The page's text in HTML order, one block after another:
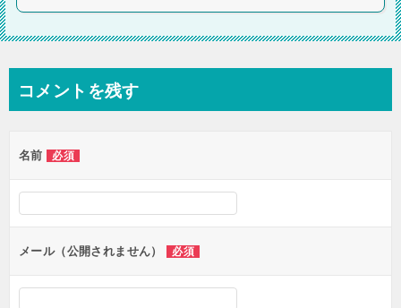
コメントを残す
名前 必須
メール（公開されません） 必須